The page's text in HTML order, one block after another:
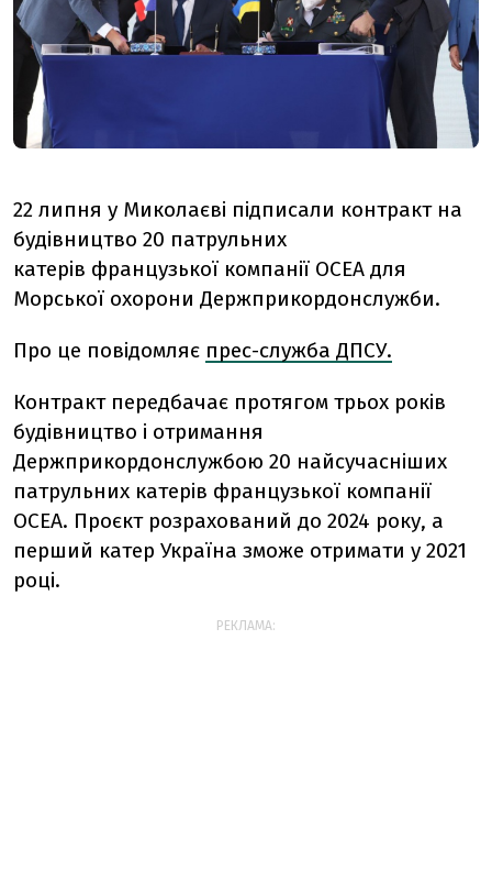
22 липня у Миколаєві підписали контракт на
будівництво 20 патрульних
катерів французької компанії ОСЕА для
Морської охорони Держприкордонслужби.
Про це повідомляє прес-служба ДПСУ.
Контракт передбачає протягом трьох років
будівництво і отримання
Держприкордонслужбою 20 найсучасніших
патрульних катерів французької компанії
ОСЕА. Проєкт розрахований до 2024 року, а
перший катер Україна зможе отримати у 2021
році.
РЕКЛАМА: